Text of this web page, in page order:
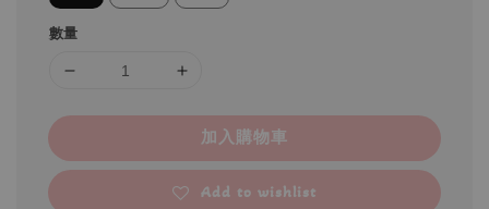
數量
加入購物車
Add to wishlist